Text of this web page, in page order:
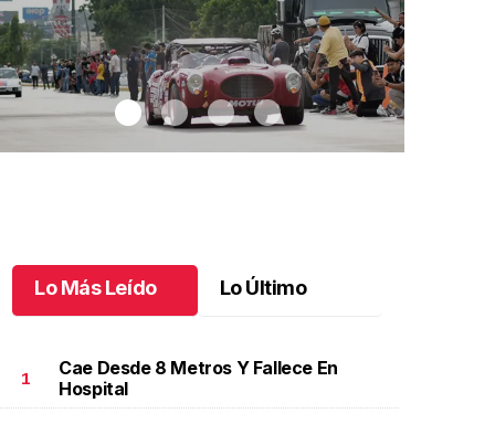
Lo Más Leído Lo Último
1
Cae Desde 8 Metros Y Fallece En
Hospital